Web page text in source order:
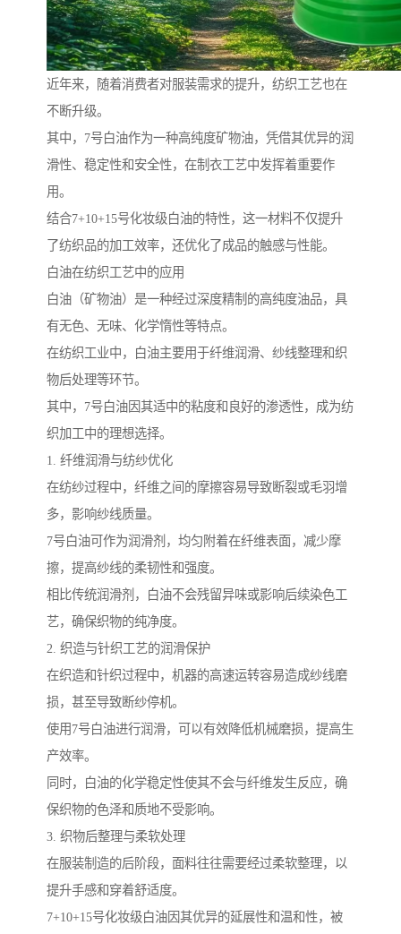
近年来，随着消费者对服装需求的提升，纺织工艺也在
不断升级。
其中，7号白油作为一种高纯度矿物油，凭借其优异的润
滑性、稳定性和安全性，在制衣工艺中发挥着重要作
用。
结合7+10+15号化妆级白油的特性，这一材料不仅提升
了纺织品的加工效率，还优化了成品的触感与性能。
白油在纺织工艺中的应用
白油（矿物油）是一种经过深度精制的高纯度油品，具
有无色、无味、化学惰性等特点。
在纺织工业中，白油主要用于纤维润滑、纱线整理和织
物后处理等环节。
其中，7号白油因其适中的粘度和良好的渗透性，成为纺
织加工中的理想选择。
1. 纤维润滑与纺纱优化
在纺纱过程中，纤维之间的摩擦容易导致断裂或毛羽增
多，影响纱线质量。
7号白油可作为润滑剂，均匀附着在纤维表面，减少摩
擦，提高纱线的柔韧性和强度。
相比传统润滑剂，白油不会残留异味或影响后续染色工
艺，确保织物的纯净度。
2. 织造与针织工艺的润滑保护
在织造和针织过程中，机器的高速运转容易造成纱线磨
损，甚至导致断纱停机。
使用7号白油进行润滑，可以有效降低机械磨损，提高生
产效率。
同时，白油的化学稳定性使其不会与纤维发生反应，确
保织物的色泽和质地不受影响。
3. 织物后整理与柔软处理
在服装制造的后阶段，面料往往需要经过柔软整理，以
提升手感和穿着舒适度。
7+10+15号化妆级白油因其优异的延展性和温和性，被